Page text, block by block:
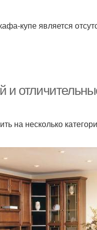
купе является
и
на несколько